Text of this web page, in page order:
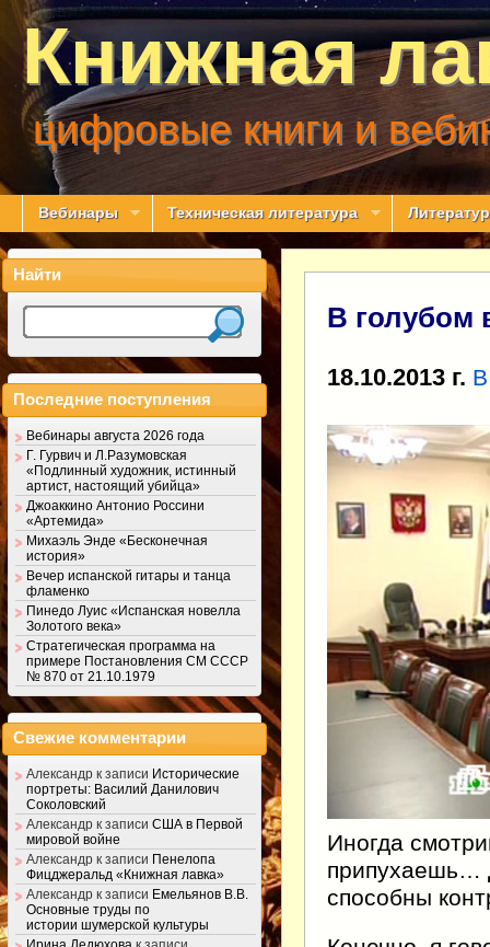
Книжная
цифровые книги и
Вебинары Техническая литература
В голубом
18.10.2013 г.
Иногда
припухаешь…
способны
Найти
Последние поступления
Вебинары августа 2026 года
Г. Гурвич и Л.Разумовская
«Подлинный художник, истинный
артист, настоящий убийца»
Джоаккино Антонио Россини
«Артемида»
Михаэль Энде «Бесконечная
история»
Вечер испанской гитары и танца
фламенко
Пинедо Луис «Испанская новелла
Золотого века»
Стратегическая программа на
примере Постановления СМ СССР
№ 870 от 21.10.1979
Свежие комментарии
Александр к записи Исторические
портреты: Василий Данилович
Соколовский
Александр к записи США в Первой
мировой войне
Александр к записи Пенелопа
Фицджеральд «Книжная лавка»
Александр к записи Емельянов В.В.
Основные труды по
истории шумерской культуры